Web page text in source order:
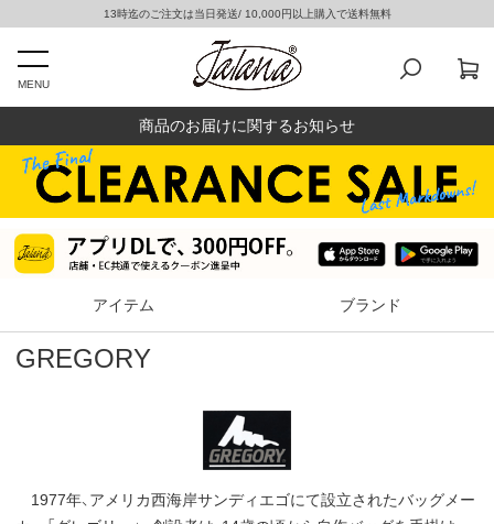
13時迄のご注文は当日発送/ 10,000円以上購入で送料無料
MENU
商品のお届けに関するお知らせ
アイテム ブランド
GREGORY
1977年、アメリカ西海岸サンディエゴにて設立されたバッグメー